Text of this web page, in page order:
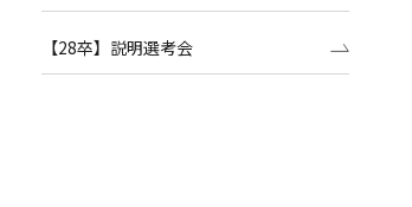
【28卒】説明選考会